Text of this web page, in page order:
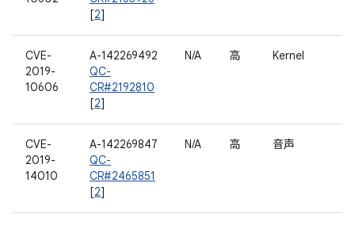
[2]
CVE-
2019-
10606
A-142269492
QC-
CR#2192810
[2]
N/A 高 Kernel
CVE-
2019-
14010
A-142269847
QC-
CR#2465851
[2]
N/A 高 音声